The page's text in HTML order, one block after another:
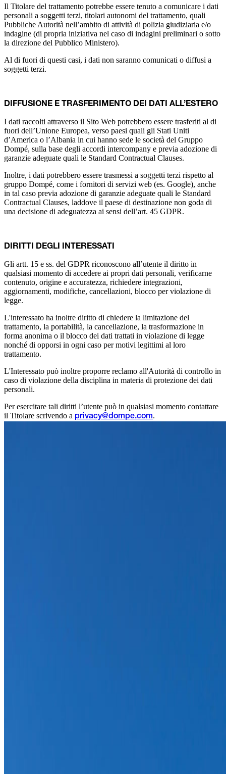
Il Titolare del trattamento potrebbe essere tenuto a comunicare i dati
personali a soggetti terzi, titolari autonomi del trattamento, quali
Pubbliche Autorità nell’ambito di attività di polizia giudiziaria e/o
indagine (di propria iniziativa nel caso di indagini preliminari o sotto
la direzione del Pubblico Ministero).
Al di fuori di questi casi, i dati non saranno comunicati o diffusi a
soggetti terzi.
DIFFUSIONE E TRASFERIMENTO DEI DATI ALL’ESTERO
I dati raccolti attraverso il Sito Web potrebbero essere trasferiti al di
fuori dell’Unione Europea, verso paesi quali gli Stati Uniti
d’America o l’Albania in cui hanno sede le società del Gruppo
Dompé, sulla base degli accordi intercompany e previa adozione di
garanzie adeguate quali le Standard Contractual Clauses.
Inoltre, i dati potrebbero essere trasmessi a soggetti terzi rispetto al
gruppo Dompé, come i fornitori di servizi web (es. Google), anche
in tal caso previa adozione di garanzie adeguate quali le Standard
Contractual Clauses, laddove il paese di destinazione non goda di
una decisione di adeguatezza ai sensi dell’art. 45 GDPR.
DIRITTI DEGLI INTERESSATI
Gli artt. 15 e ss. del GDPR riconoscono all’utente il diritto in
qualsiasi momento di accedere ai propri dati personali, verificarne
contenuto, origine e accuratezza, richiedere integrazioni,
aggiornamenti, modifiche, cancellazioni, blocco per violazione di
legge.
L'interessato ha inoltre diritto di chiedere la limitazione del
trattamento, la portabilità, la cancellazione, la trasformazione in
forma anonima o il blocco dei dati trattati in violazione di legge
nonché di opporsi in ogni caso per motivi legittimi al loro
trattamento.
L'Interessato può inoltre proporre reclamo all'Autorità di controllo in
caso di violazione della disciplina in materia di protezione dei dati
personali.
Per esercitare tali diritti l’utente può in qualsiasi momento contattare
il Titolare scrivendo a privacy@dompe.com.